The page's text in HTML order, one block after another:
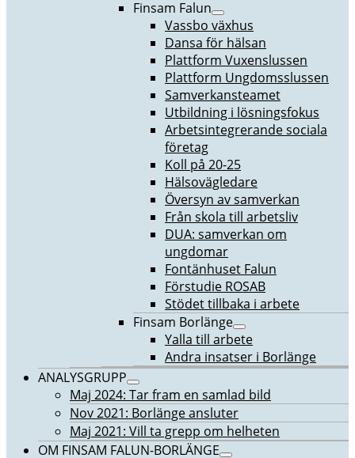
Finsam Falun
Vassbo växhus
Dansa för hälsan
Plattform Vuxenslussen
Plattform Ungdomsslussen
Samverkansteamet
Utbildning i lösningsfokus
Arbetsintegrerande sociala
företag
Koll på 20-25
Hälsovägledare
Översyn av samverkan
Från skola till arbetsliv
DUA: samverkan om
ungdomar
Fontänhuset Falun
Förstudie ROSAB
Stödet tillbaka i arbete
Finsam Borlänge
Yalla till arbete
Andra insatser i Borlänge
ANALYSGRUPP
Maj 2024: Tar fram en samlad bild
Nov 2021: Borlänge ansluter
Maj 2021: Vill ta grepp om helheten
OM FINSAM FALUN-BORLÄNGE